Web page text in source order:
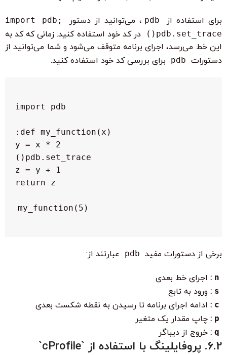
برای استفاده از pdb ، می‌توانید از دستور
import pdb;
pdb.set_trace()
در کد خود استفاده کنید. زمانی که کد به
این خط می‌رسد، اجرای برنامه متوقف می‌شود و شما می‌توانید از
دستورات pdb برای بررسی کد خود استفاده کنید.
my_function(5)
برخی از دستورات مفید pdb عبارتند از:
n
: اجرای خط بعدی
s
: ورود به تابع
c
: ادامه اجرای برنامه تا رسیدن به نقطه شکست بعدی
p
: چاپ مقدار یک متغیر
q
: خروج از دیباگر
6.2. پروفایلینگ با استفاده از `cProfile`